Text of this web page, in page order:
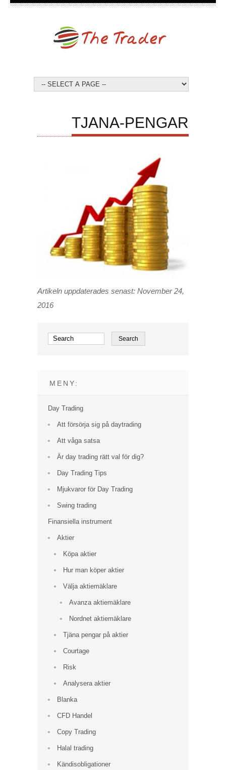
TJANA-PENGAR
Artikeln uppdaterades senast: November 24,
2016
MENY:
Day Trading
Att försörja sig på daytrading
Att våga satsa
Är day trading rätt val för dig?
Day Trading Tips
Mjukvaror för Day Trading
Swing trading
Finansiella instrument
Aktier
Köpa aktier
Hur man köper aktier
Välja aktiemäklare
Avanza aktiemäklare
Nordnet aktiemäklare
Tjäna pengar på aktier
Courtage
Risk
Analysera aktier
Blanka
CFD Handel
Copy Trading
Halal trading
Kändisobligationer